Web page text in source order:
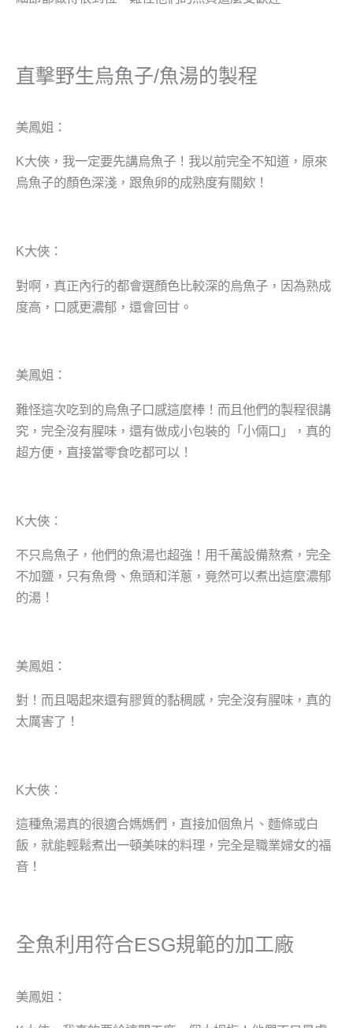
直擊野生烏魚子/魚湯的製程
美鳳姐：
K大俠，我一定要先講烏魚子！我以前完全不知道，原來
烏魚子的顏色深淺，跟魚卵的成熟度有關欸！
K大俠：
對啊，真正內行的都會選顏色比較深的烏魚子，因為熟成
度高，口感更濃郁，還會回甘。
美鳳姐：
難怪這次吃到的烏魚子口感這麼棒！而且他們的製程很講
究，完全沒有腥味，還有做成小包裝的「小倆口」，真的
超方便，直接當零食吃都可以！
K大俠：
不只烏魚子，他們的魚湯也超強！用千萬設備熬煮，完全
不加鹽，只有魚骨、魚頭和洋蔥，竟然可以煮出這麼濃郁
的湯！
美鳳姐：
對！而且喝起來還有膠質的黏稠感，完全沒有腥味，真的
太厲害了！
K大俠：
這種魚湯真的很適合媽媽們，直接加個魚片、麵條或白
飯，就能輕鬆煮出一頓美味的料理，完全是職業婦女的福
音！
全魚利用符合ESG規範的加工廠
美鳳姐：